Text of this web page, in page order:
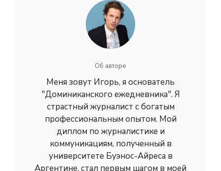
Об авторе
Меня зовут Игорь, я основатель
"Доминиканского ежедневника". Я
страстный журналист с богатым
профессиональным опытом. Мой
диплом по журналистике и
коммуникациям, полученный в
университете Буэнос-Айреса в
Аргентине, стал первым шагом в моей